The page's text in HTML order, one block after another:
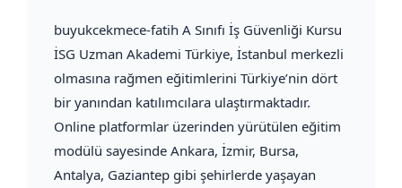
buyukcekmece-fatih A Sınıfı İş Güvenliği Kursu
İSG Uzman Akademi Türkiye, İstanbul merkezli
olmasına rağmen eğitimlerini Türkiye’nin dört
bir yanından katılımcılara ulaştırmaktadır.
Online platformlar üzerinden yürütülen eğitim
modülü sayesinde Ankara, İzmir, Bursa,
Antalya, Gaziantep gibi şehirlerde yaşayan